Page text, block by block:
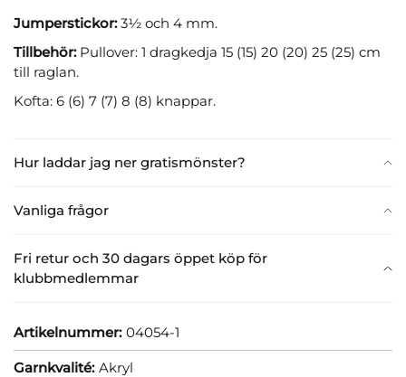
Hur laddar jag ner gratismönster?
Vanliga frågor
Fri retur och 30 dagars öppet köp för
klubbmedlemmar
Jumperstickor:3½ och 4 mm.
Tillbehör:Pullover: 1 dragkedja 15 (15) 20 (20) 25 (25) cm
till raglan.
Kofta: 6 (6) 7 (7) 8 (8) knappar.
Artikelnummer: 04054-1
Garnkvalité: Akryl